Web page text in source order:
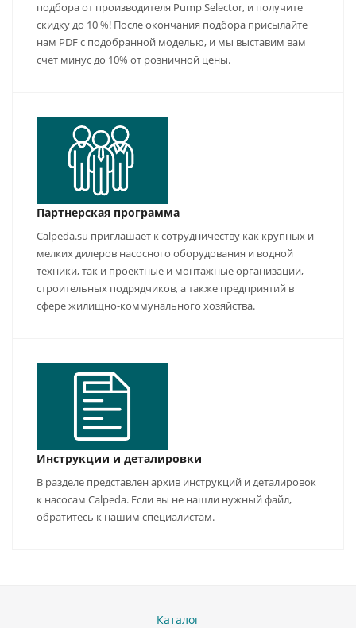
подбора от производителя Pump Selector, и получите
скидку до 10 %! После окончания подбора присылайте
нам PDF с подобранной моделью, и мы выставим вам
счет минус до 10% от розничной цены.
Партнерская программа
Calpeda.su приглашает к сотрудничеству как крупных и
мелких дилеров насосного оборудования и водной
техники, так и проектные и монтажные организации,
строительных подрядчиков, а также предприятий в
сфере жилищно-коммунального хозяйства.
Инструкции и деталировки
В разделе представлен архив инструкций и деталировок
к насосам Calpeda. Если вы не нашли нужный файл,
обратитесь к нашим специалистам.
Каталог